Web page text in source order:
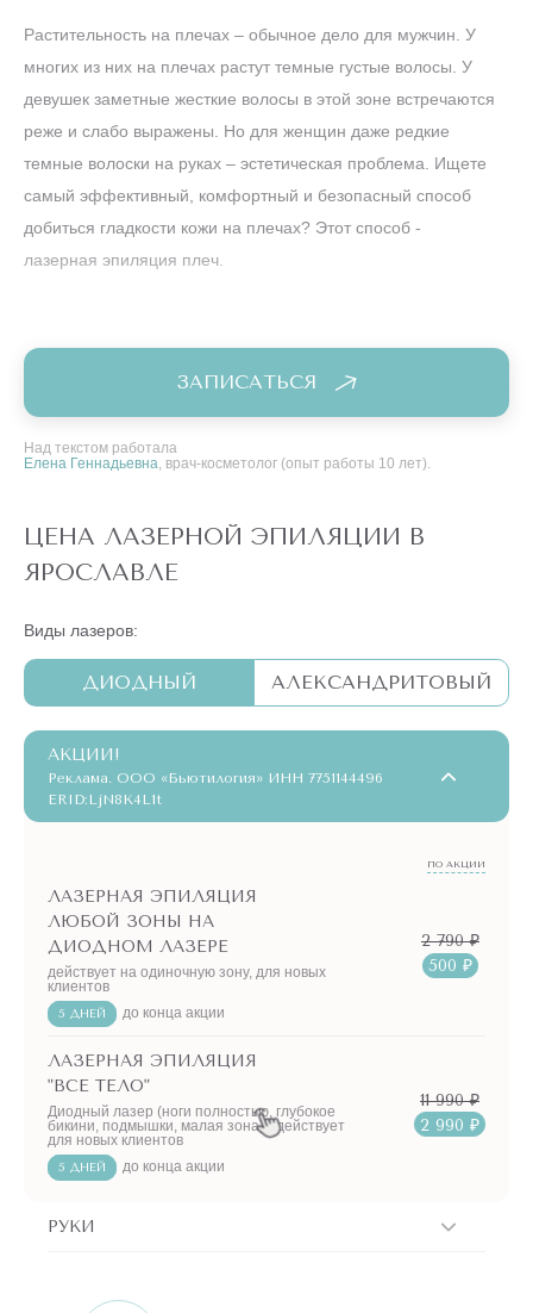
Растительность на плечах – обычное дело для мужчин. У
многих из них на плечах растут темные густые волосы. У
девушек заметные жесткие волосы в этой зоне встречаются
реже и слабо выражены. Но для женщин даже редкие
темные волоски на руках – эстетическая проблема. Ищете
самый эффективный, комфортный и безопасный способ
добиться гладкости кожи на плечах? Этот способ -
лазерная эпиляция плеч.
ЗАПИСАТЬСЯ
Над текстом работала
Елена Геннадьевна, врач-косметолог (опыт работы 10 лет).
ЦЕНА ЛАЗЕРНОЙ ЭПИЛЯЦИИ В
ЯРОСЛАВЛЕ
Виды лазеров:
ДИОДНЫЙ АЛЕКСАНДРИТОВЫЙ
АКЦИИ!
Реклама. ООО «Бьютилогия» ИНН 7751144496
ERID:LjN8K4L1t
ПО АКЦИИ
ЛАЗЕРНАЯ ЭПИЛЯЦИЯ
ЛЮБОЙ ЗОНЫ НА
ДИОДНОМ ЛАЗЕРЕ
действует на одиночную зону, для новых
клиентов
5 ДНЕЙ до конца акции
2 790 ₽
500 ₽
ЛАЗЕРНАЯ ЭПИЛЯЦИЯ
"ВСЕ ТЕЛО"
Диодный лазер (ноги полностью, глубокое
бикини, подмышки, малая зона) - действует
для новых клиентов
5 ДНЕЙ до конца акции
11 990 ₽
2 990 ₽
РУКИ